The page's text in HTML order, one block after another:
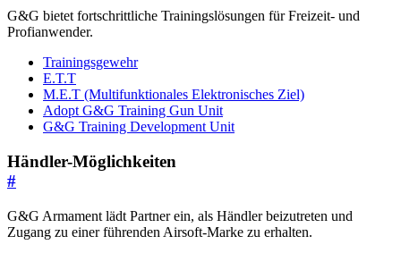
G&G bietet fortschrittliche Trainingslösungen für Freizeit- und
Profianwender.
Trainingsgewehr
E.T.T
M.E.T (Multifunktionales Elektronisches Ziel)
Adopt G&G Training Gun Unit
G&G Training Development Unit
Händler-Möglichkeiten
#
G&G Armament lädt Partner ein, als Händler beizutreten und
Zugang zu einer führenden Airsoft-Marke zu erhalten.